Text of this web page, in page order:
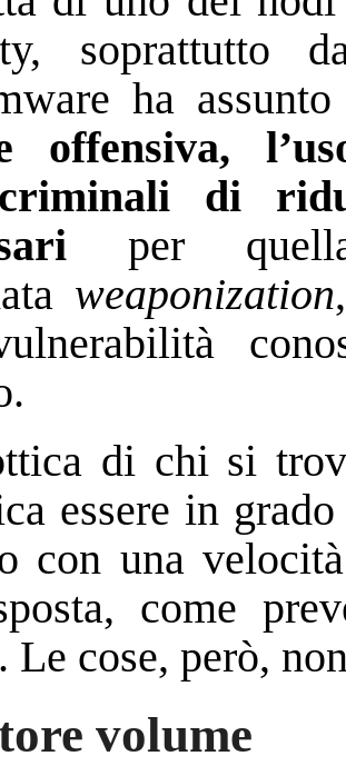
soprattutto
ha
offensiva,
di
per
weaponization
di chi si
essere in
con una
come
. Le cose, però,
volume